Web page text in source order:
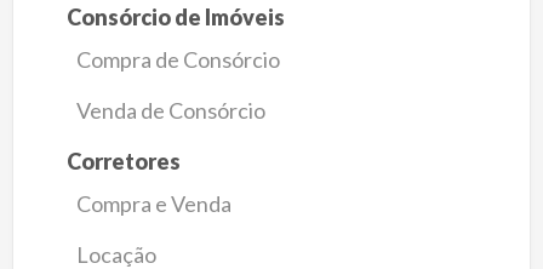
Consórcio de Imóveis
Compra de Consórcio
Venda de Consórcio
Corretores
Compra e Venda
Locação